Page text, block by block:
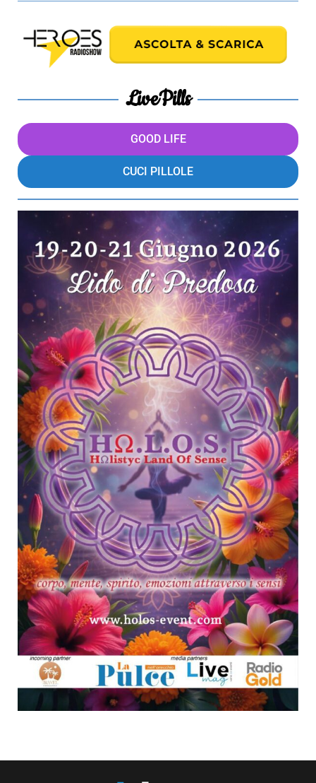
LivePills
GOOD LIFE
CUCI PILLOLE